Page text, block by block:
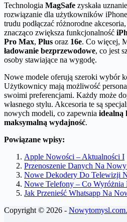
Technologia MagSafe zyskała
rozwiązanie dla użytkowników
trudu podłączać różnorodne
znacząco zwiększa funkcjonalność
Pro Max, Plus oraz 16e. Co więcej,
ładowanie bezprzewodowe, co jest
osoby stawiające na wygodę.
Nowe modele oferują szeroki wybór
Użytkownicy mają możliwość
swoimi preferencjami. Każdy może
własnego stylu. Akcesoria te są
nowych modeli, co zapewnia idealną
maksymalną wydajność.
Powiązane wpisy:
Apple Nowości – Aktualności I
Przenoszenie Danych Na
Nowe Dekodery Do Telewizji
Nowe Telefony – Co Wyróżnia
Jak Przenieść Whatsapp Na
Copyright © 2026 -